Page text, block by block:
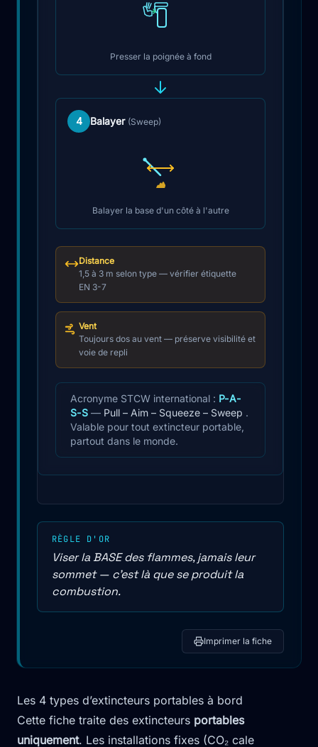
Presser la poignée à fond
4 Balayer (Sweep)
Balayer la base d'un côté à l'autre
Distance
1,5 à 3 m selon type — vérifier étiquette
EN 3-7
Vent
Toujours dos au vent — préserve visibilité et
voie de repli
Acronyme STCW international : P-A-
S-S — Pull – Aim – Squeeze – Sweep .
Valable pour tout extincteur portable,
partout dans le monde.
RÈGLE D'OR
Viser la BASE des flammes, jamais leur
sommet — c'est là que se produit la
combustion.
Imprimer la fiche
Les 4 types d’extincteurs portables à bord
Cette fiche traite des extincteurs portables
uniquement. Les installations fixes (CO₂ cale